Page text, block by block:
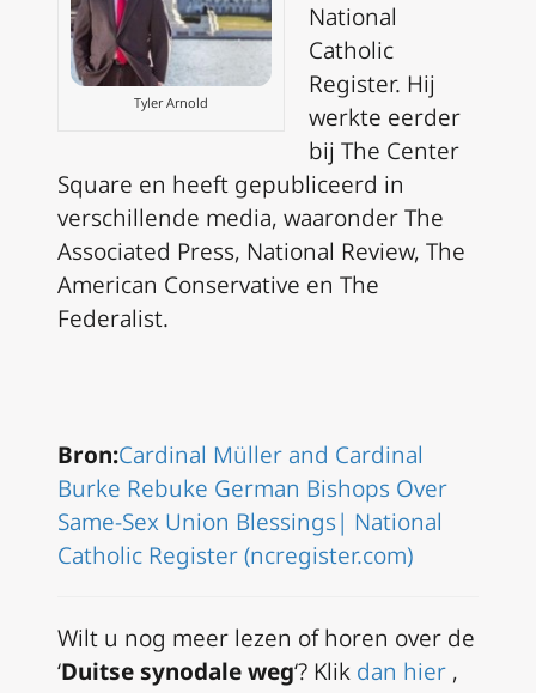
Tyler Arnold
National
Catholic
Register. Hij
werkte eerder
bij The Center
Square en heeft gepubliceerd in
verschillende media, waaronder The
Associated Press, National Review, The
American Conservative en The
Federalist.
Bron:Cardinal Müller and Cardinal
Burke Rebuke German Bishops Over
Same-Sex Union Blessings| National
Catholic Register (ncregister.com)
Wilt u nog meer lezen of horen over de
‘Duitse synodale weg‘? Klik dan hier ,